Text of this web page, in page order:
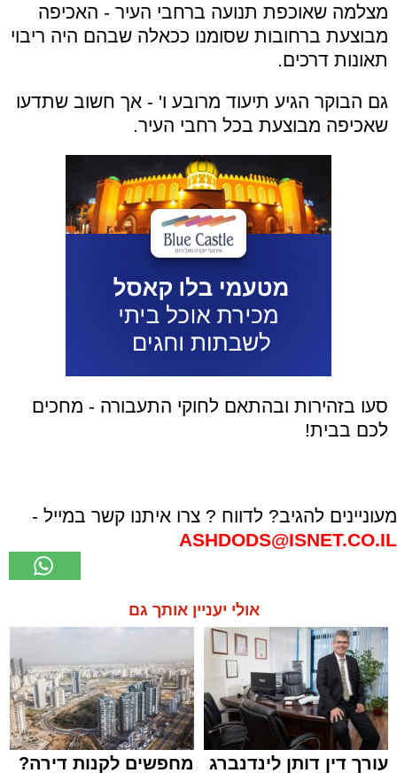
מצלמה שאוכפת תנועה ברחבי העיר - האכיפה
מבוצעת ברחובות שסומנו ככאלה שבהם היה ריבוי
תאונות דרכים.
גם הבוקר הגיע תיעוד מרובע ו' - אך חשוב שתדעו
שאכיפה מבוצעת בכל רחבי העיר.
סעו בזהירות ובהתאם לחוקי התעבורה - מחכים
לכם בבית!
מעוניינים להגיב? לדווח ? צרו איתנו קשר במייל -
ASHDODS@ISNET.CO.IL
אולי יעניין אותך גם
עורך דין דותן לינדנברג
מחפשים לקנות דירה?